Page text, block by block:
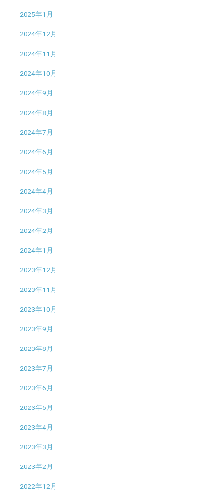
2025年1月
2024年12月
2024年11月
2024年10月
2024年9月
2024年8月
2024年7月
2024年6月
2024年5月
2024年4月
2024年3月
2024年2月
2024年1月
2023年12月
2023年11月
2023年10月
2023年9月
2023年8月
2023年7月
2023年6月
2023年5月
2023年4月
2023年3月
2023年2月
2022年12月